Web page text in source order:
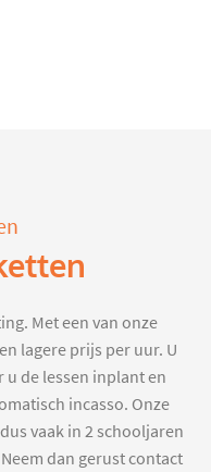
Met een van onze
lagere prijs per uur. U
u de lessen inplant en
incasso. Onze
vaak in 2 schooljaren
dan gerust contact